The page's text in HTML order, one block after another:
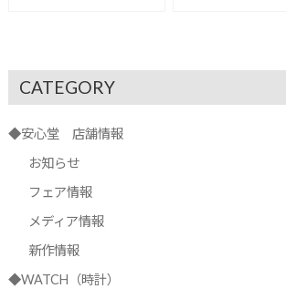
CATEGORY
◆安心堂 店舗情報
お知らせ
フェア情報
メディア情報
新作情報
◆WATCH（時計）